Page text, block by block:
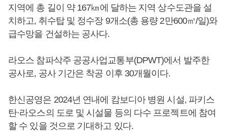
지역에 총 길이 약 167㎞에 달하는 지역 상수도관을 설
치하고, 취수탑 및 정수장 9개소(총 용량 2만600㎥/일)와
급수망을 건설하는 공사다.
라오스 참파삭주 공공사업교통부(DPWT)에서 발주한
공사로, 공사 기간은 착공 이후 30개월이다.
한신공영은 2024년 연내에 캄보디아 병원 시설, 파키스
탄·라오스의 도로 및 시설물 등의 다수 프로젝트에 참여
할 수 있을 것으로 기대하고 있다.